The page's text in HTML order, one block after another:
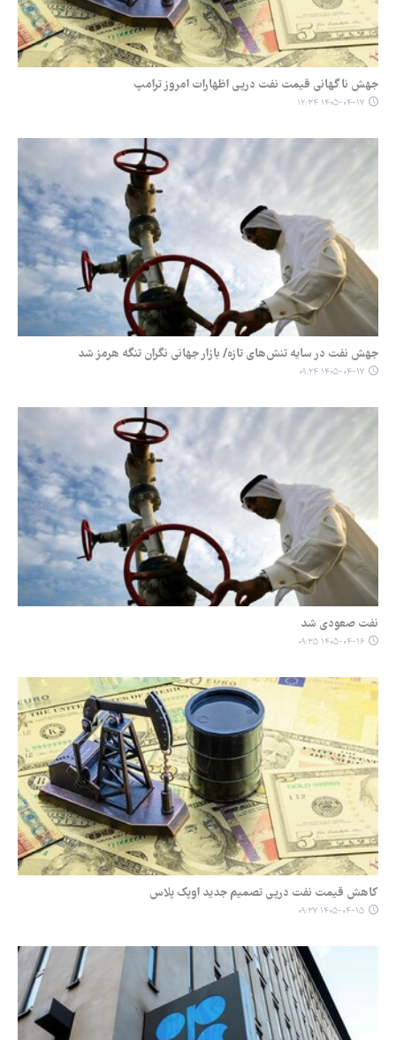
جهش ناگهانی قیمت نفت درپی اظهارات امروز ترامپ
۱۴۰۵-۰۴-۱۷ ۱۲:۳۴
جهش نفت در سایه تنش‌های تازه/ بازار جهانی نگران تنگه هرمز شد
۱۴۰۵-۰۴-۱۷ ۰۹:۲۴
نفت صعودی شد
۱۴۰۵-۰۴-۱۶ ۰۹:۳۵
کاهش قیمت نفت درپی تصمیم جدید اوپک‌ پلاس
۱۴۰۵-۰۴-۱۵ ۰۹:۳۷